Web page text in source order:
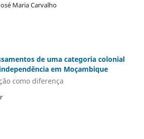
Maria Carvalho
de uma categoria colonial
em Moçambique
como diferença